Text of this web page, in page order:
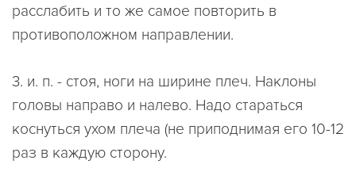
расслабить и то же самое повторить в
противоположном направлении.
3. и. п. - стоя, ноги на ширине плеч. Наклоны
головы направо и налево. Надо стараться
коснуться ухом плеча (не приподнимая его 10-12
раз в каждую сторону.